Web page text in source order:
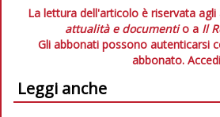
La lettura dell'articolo è riservata
attualità e documentio a Il
Gli abbonati possono autenticarsi
abbonato.
Leggi anche